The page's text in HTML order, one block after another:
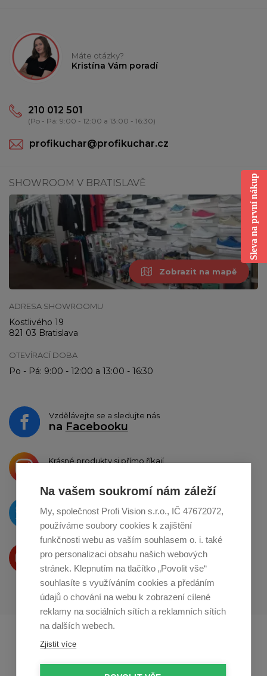
Na vašem soukromí nám záleží
My, společnost Profi Vision s.r.o., IČ 47672072,
používáme soubory cookies k zajištění
funkčnosti webu as vaším souhlasem o. i. také
pro personalizaci obsahu našich webových
stránek. Klepnutím na tlačítko „Povolit vše“
souhlasíte s využíváním cookies a předáním
údajů o chování na webu k zobrazení cílené
reklamy na sociálních sítích a reklamních sítích
na dalších webech.
Zjistit více
Máte otázky?
Kristína Vám poradí
210 012 501
(Po - Pá: 9:00 - 12:00 a 13:00 - 16:30)
profikuchar@profikuchar.cz
SHOWROOM V BRATISLAVĚ
Zobrazit na mapě
ADRESA SHOWROOMU
Kostlivého 19
821 03 Bratislava
OTEVÍRACÍ DOBA
Po - Pá: 9:00 - 12:00 a 13:00 - 16:30
Vzdělávejte se a sledujte nás
na Facebooku
Krásné produkty si přímo říkají
O novinkách píšeme
naTwitteru
Produkty Vám představujeme
na Youtube
Profikuchar.sk
Sleva na první nákup